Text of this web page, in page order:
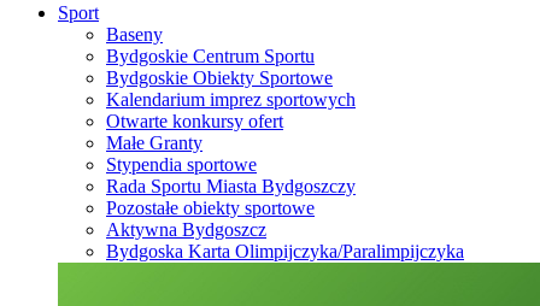
Sport
Baseny
Bydgoskie Centrum Sportu
Bydgoskie Obiekty Sportowe
Kalendarium imprez sportowych
Otwarte konkursy ofert
Małe Granty
Stypendia sportowe
Rada Sportu Miasta Bydgoszczy
Pozostałe obiekty sportowe
Aktywna Bydgoszcz
Bydgoska Karta Olimpijczyka/Paralimpijczyka